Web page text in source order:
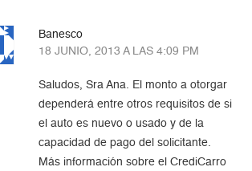
Banesco
18 JUNIO, 2013 A LAS 4:09 PM
Saludos, Sra Ana. El monto a otorgar
dependerá entre otros requisitos de si
el auto es nuevo o usado y de la
capacidad de pago del solicitante.
Más información sobre el CrediCarro